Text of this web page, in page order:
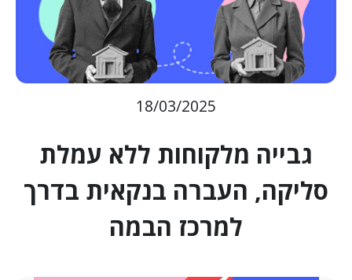
18/03/2025
גבייה מלקוחות ללא עמלת
סליקה, העברה בנקאית בדרך
למרכז הבמה